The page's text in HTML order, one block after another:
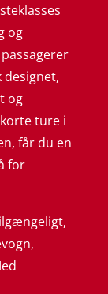
og
designet,
og
ture i
får du en
for